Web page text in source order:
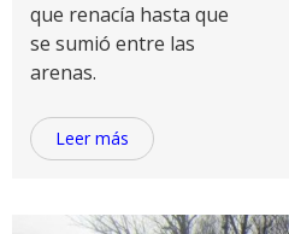
que renacía hasta que
se sumió entre las
arenas.
Leer más